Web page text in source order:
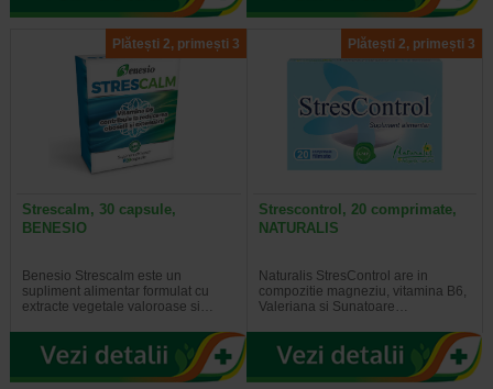
Plătești 2, primești 3
Strescalm, 30 capsule,
BENESIO
Benesio Strescalm este un
supliment alimentar formulat cu
extracte vegetale valoroase si…
Plătești 2, primești 3
Strescontrol, 20 comprimate,
NATURALIS
Naturalis StresControl are in
compozitie magneziu, vitamina B6,
Valeriana si Sunatoare…